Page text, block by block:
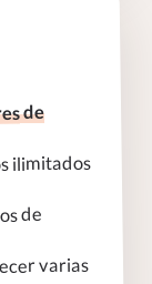
de
ilimitados
de
varias